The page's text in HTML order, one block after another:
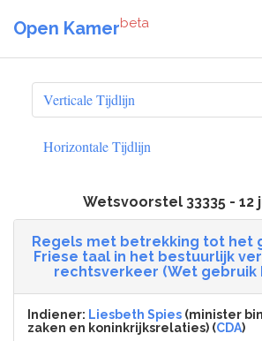
Open Kamerbeta
Verticale Tijdlijn
Horizontale Tijdlijn
Wetsvoorstel 33335 - 12
Regels met betrekking tot het
Friese taal in het bestuurlijk
rechtsverkeer (Wet gebruik
Indiener: Liesbeth Spies (minister
zaken en koninkrijksrelaties) (CDA)